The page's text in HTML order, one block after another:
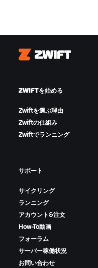
Zwift
ZWIFTを始める
Zwiftを選ぶ理由
Zwiftの仕組み
Zwiftでランニング
サポート
サイクリング
ランニング
アカウント&注文
How-To動画
フォーラム
サーバー稼働状況
お問い合わせ